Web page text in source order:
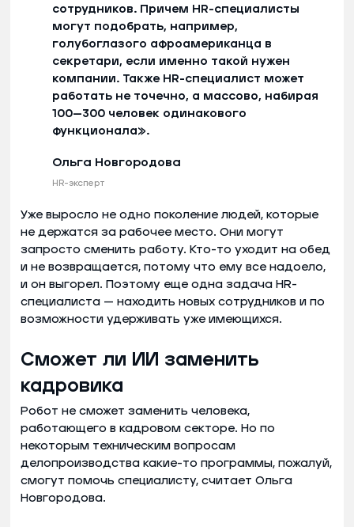
сотрудников. Причем HR-специалисты
могут подобрать, например,
голубоглазого афроамериканца в
секретари, если именно такой нужен
компании. Также HR-специалист может
работать не точечно, а массово, набирая
100—300 человек одинакового
функционала».
Ольга Новгородова
HR-эксперт
Уже выросло не одно поколение людей, которые
не держатся за рабочее место. Они могут
запросто сменить работу. Кто-то уходит на обед
и не возвращается, потому что ему все надоело,
и он выгорел. Поэтому еще одна задача HR-
специалиста — находить новых сотрудников и по
возможности удерживать уже имеющихся.
Сможет ли ИИ заменить
кадровика
Робот не сможет заменить человека,
работающего в кадровом секторе. Но по
некоторым техническим вопросам
делопроизводства какие-то программы, пожалуй,
смогут помочь специалисту, считает Ольга
Новгородова.